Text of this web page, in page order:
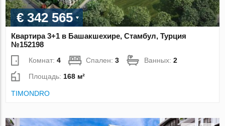
€ 342 565
Квартира 3+1 в Башакшехире, Стамбул, Турция
№152198
Комнат:4 Спален:3 Ванных:2
Площадь:168 м²
TIMONDRO